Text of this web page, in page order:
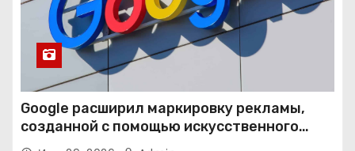
Google расширил маркировку рекламы,
созданной с помощью искусственного
интеллекта